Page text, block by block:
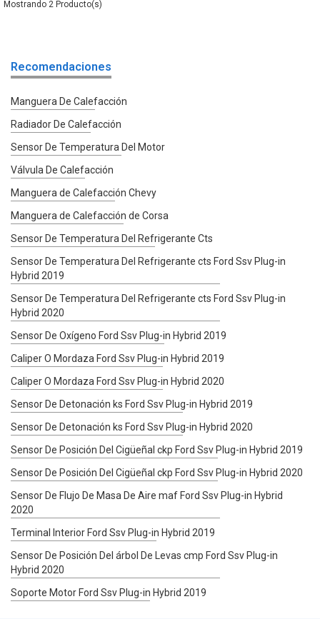
2
Recomendaciones
Manguera De Calefacción
Radiador De Calefacción
Sensor De Temperatura Del Motor
Válvula De Calefacción
Manguera de Calefacción Chevy
Manguera de Calefacción de Corsa
Sensor De Temperatura Del Refrigerante Cts
Sensor De Temperatura Del Refrigerante cts Ford Ssv Plug-in
Hybrid 2019
Sensor De Temperatura Del Refrigerante cts Ford Ssv Plug-in
Hybrid 2020
Sensor De Oxígeno Ford Ssv Plug-in Hybrid 2019
Caliper O Mordaza Ford Ssv Plug-in Hybrid 2019
Caliper O Mordaza Ford Ssv Plug-in Hybrid 2020
Sensor De Detonación ks Ford Ssv Plug-in Hybrid 2019
Sensor De Detonación ks Ford Ssv Plug-in Hybrid 2020
Sensor De Posición Del Cigüeñal ckp Ford Ssv Plug-in Hybrid 2019
Sensor De Posición Del Cigüeñal ckp Ford Ssv Plug-in Hybrid 2020
Sensor De Flujo De Masa De Aire maf Ford Ssv Plug-in Hybrid
2020
Terminal Interior Ford Ssv Plug-in Hybrid 2019
Sensor De Posición Del árbol De Levas cmp Ford Ssv Plug-in
Hybrid 2020
Soporte Motor Ford Ssv Plug-in Hybrid 2019